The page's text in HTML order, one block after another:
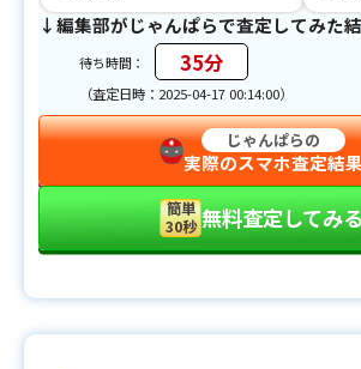
↓編集部がじゃんぱらで査定してみた
待ち時間： 35分
（査定日時：2025-04-17 00:14:00）
じゃんぱらの
実際のスマホ査定結果
簡単
30秒 無料査定してみ